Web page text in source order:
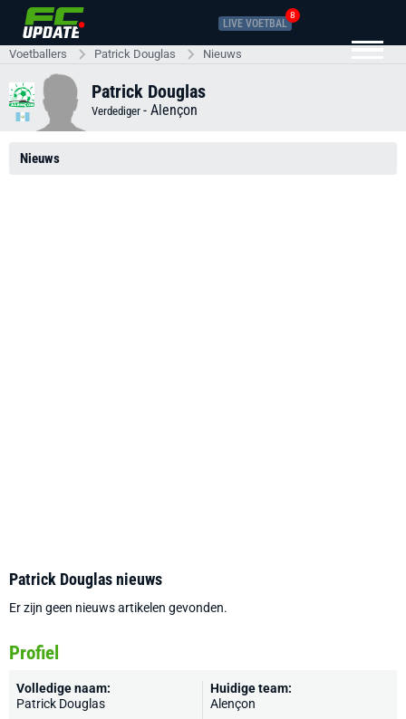
LIVE VOETBAL
8
Voetballers Patrick Douglas Nieuws
Patrick Douglas
Verdediger - Alençon
Nieuws
Patrick Douglas nieuws
Er zijn geen nieuws artikelen gevonden.
Profiel
Volledige naam:
Patrick Douglas
Huidige team:
Alençon